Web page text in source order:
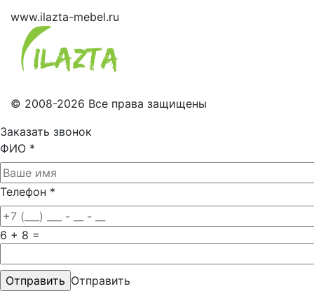
www.ilazta-mebel.ru
© 2008-2026 Все права защищены
Заказать звонок
ФИО *
Телефон *
6 + 8 =
Отправить